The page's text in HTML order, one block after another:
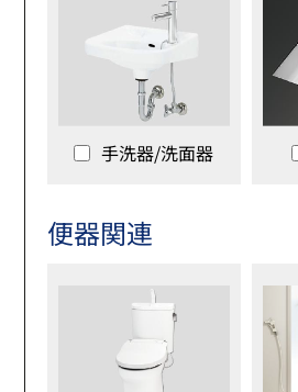
手洗器/洗面器
便器関連